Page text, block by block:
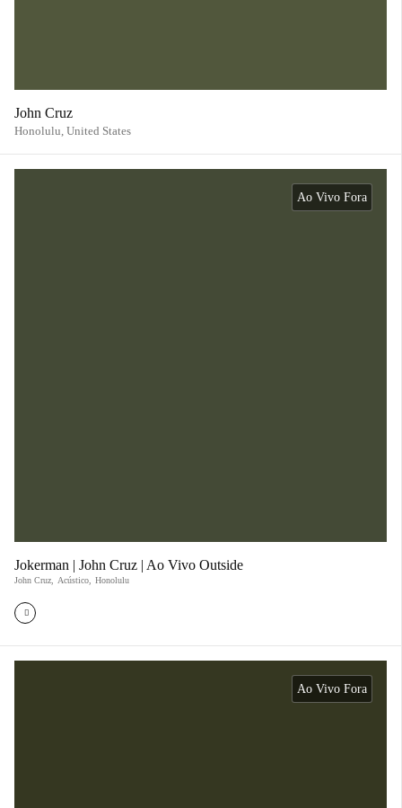
John Cruz
Honolulu, United States
Ao Vivo Fora
Jokerman | John Cruz | Ao Vivo Outside
John Cruz Acústico Honolulu
Ao Vivo Fora